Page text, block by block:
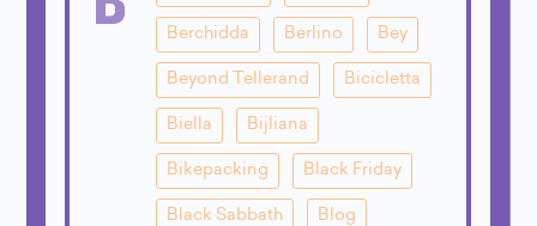
Berchidda Berlino Bey
Beyond Tellerand Bicicletta
Biella Bijliana
Bikepacking Black Friday
Black Sabbath Blog